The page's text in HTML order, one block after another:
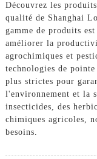
Découvrez les
qualité de Shanghai
gamme de produits
améliorer la
agrochimiques et
technologies de
plus strictes pour
l'environnement et la
insecticides, des
chimiques agricoles,
besoins.